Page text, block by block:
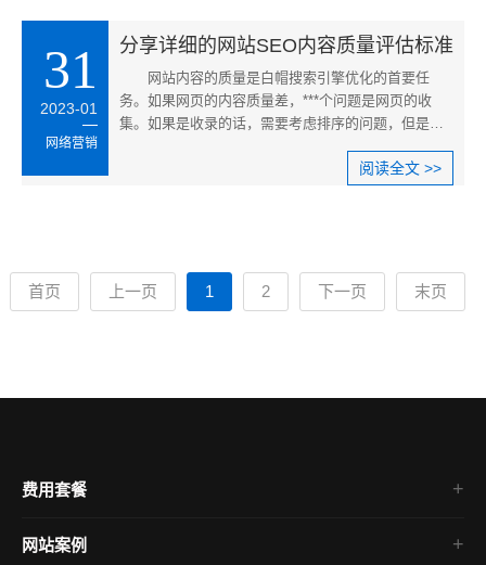
31
2023-01
网络营销
分享详细的网站SEO内容质量评估标准
网站内容的质量是白帽搜索引擎优化的首要任
务。如果网页的内容质量差，***个问题是网页的收
集。如果是收录的话，需要考虑排序的问题，但是我
有非常不同的情况，如果没有页面排序，那么对于seo
阅读全文 >>
首页 上一页 1 2 下一页 末页
费用套餐
网站案例